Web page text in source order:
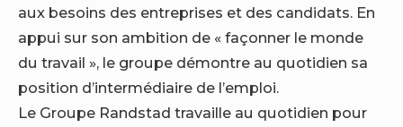
aux besoins des entreprises et des candidats. En
appui sur son ambition de « façonner le monde
du travail », le groupe démontre au quotidien sa
position d’intermédiaire de l’emploi.
Le Groupe Randstad travaille au quotidien pour